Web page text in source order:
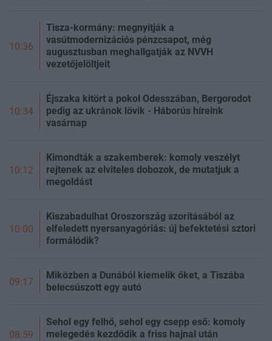
10:36
Tisza-kormány: megnyitják a
vasútmodernizációs pénzcsapot, még
augusztusban meghallgatják az NVVH
vezetőjelöltjeit
10:34
Éjszaka kitört a pokol Odesszában, Bergorodot
pedig az ukránok lövik - Háborús híreink
vasárnap
10:12
Kimondták a szakemberek: komoly veszélyt
rejtenek az elviteles dobozok, de mutatjuk a
megoldást
10:00
Kiszabadulhat Oroszország szorításából az
elfeledett nyersanyagóriás: új befektetési sztori
formálódik?
09:17
Miközben a Dunából kiemelik őket, a Tiszába
belecsúszott egy autó
08:59
Sehol egy felhő, sehol egy csepp eső: komoly
melegedés kezdődik a friss hajnal után